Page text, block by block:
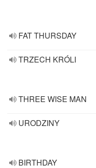
FAT THURSDAY
TRZECH KRÓLI
THREE WISE MAN
URODZINY
BIRTHDAY